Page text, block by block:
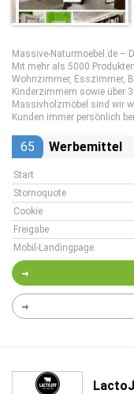
Massive-Naturmoebel.de –
Mit mehr als 5000
Wohnzimmer, Esszimmer,
Kinderzimmern sowie über
Massivholzmöbel sind wir
Kunden immer persönlich
65 Werbemittel
Start
Stornoquote
Cookie
Freigabe
Mobil-Landingpage